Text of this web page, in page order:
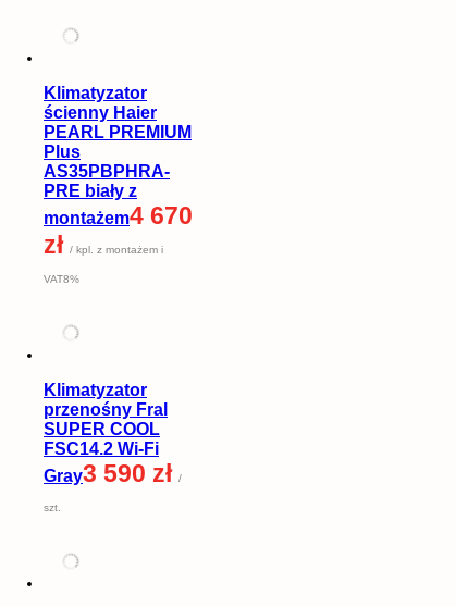
Klimatyzator
ścienny Haier
PEARL PREMIUM
Plus
AS35PBPHRA-
PRE biały z
montażem4 670
zł / kpl. z montażem i
VAT8%
Klimatyzator
przenośny Fral
SUPER COOL
FSC14.2 Wi-Fi
Gray3 590 zł /
szt.